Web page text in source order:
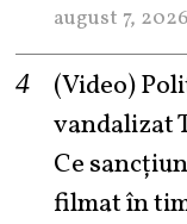
august 7, 2026
(Video)
vandalizat
Ce
filmat în